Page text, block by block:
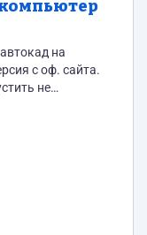
на
с оф. сайта.
не